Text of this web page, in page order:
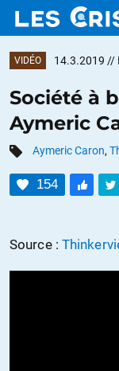
DOSSIERS
CATÉGORIES
VIDÉO 14.3.2019 //
Société à
Aymeric
Aymeric Caron,
154
Source :